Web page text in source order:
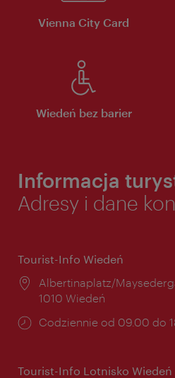
Vienna City Card
Wiedeń bez barier
Informacja
Adresy i dane
Tourist-Info Wiedeń
Miejsce:
Albertinaplatz/
1010 Wiedeń
Godziny
Codziennie od 09.00 do
Tourist-Info Lotnisko Wiedeń